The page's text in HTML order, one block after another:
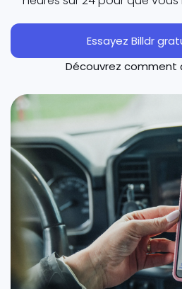
Essayez Billdr
Découvrez comment